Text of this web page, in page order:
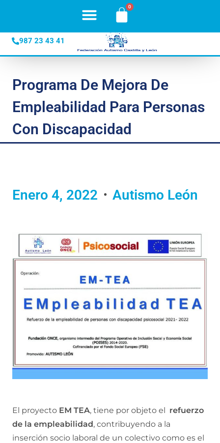
987 23 43 41
Programa De Mejora De
Empleabilidad Para Personas
Con Discapacidad
Enero 4, 2022 Autismo León
El proyecto EM TEA, tiene por objeto el refuerzo
de la empleabilidad, contribuyendo a la
inserción socio laboral de un colectivo como es el